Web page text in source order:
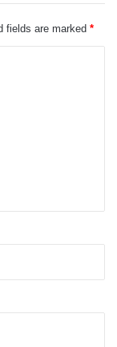
fields are marked *